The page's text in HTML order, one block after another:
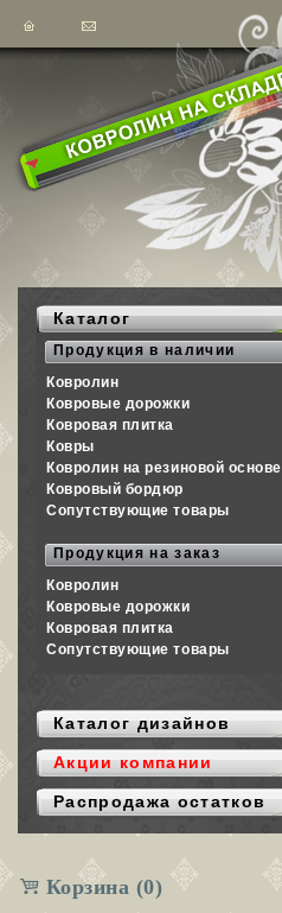
Каталог
Продукция в наличии
Ковролин
Ковровые дорожки
Ковровая плитка
Ковры
Ковролин на резиновой основе
Ковровый бордюр
Сопутствующие товары
Продукция на заказ
Ковролин
Ковровые дорожки
Ковровая плитка
Сопутствующие товары
Каталог дизайнов
Акции компании
Распродажа остатков
Корзина (0)